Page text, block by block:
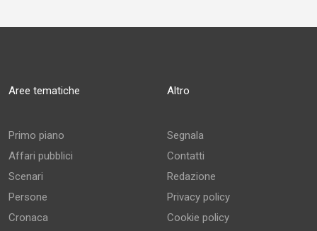
Aree tematiche
Primo piano
Affari pubblici
Scenari
Persone
Cronaca
Altro
Segnala
Contatti
Redazione
Privacy policy
Cookie policy